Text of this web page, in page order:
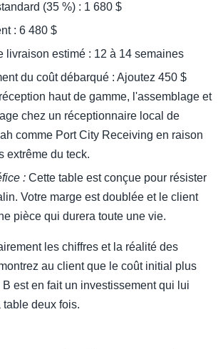
(35 %) : 1 680 $
: 6 480 $
livraison estimé : 12 à 14 semaines
du coût débarqué : Ajoutez 450 $
haut de gamme, l'assemblage et
chez un réceptionnaire local de
comme Port City Receiving en raison
extrême du teck.
: Cette table est conçue pour résister
Votre marge est doublée et le client
pièce qui durera toute une vie.
les chiffres et la réalité des
au client que le coût initial plus
est en fait un investissement qui lui
deux fois.